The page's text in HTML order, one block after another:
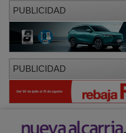
PUBLICIDAD
PUBLICIDAD